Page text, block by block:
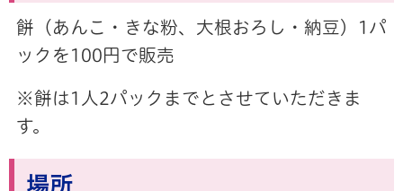
餅（あんこ・きな粉、大根おろし・納豆）1パ
ックを100円で販売
※餅は1人2パックまでとさせていただきま
す。
場所